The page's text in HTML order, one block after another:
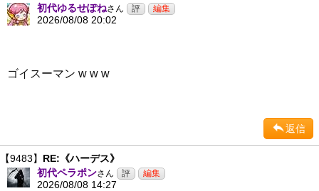
初代ゆるせぽねさん
2026/08/08 20:02
ゴイスーマン w w w
返信
【9483】 RE:《ハーデス》
初代ペラポンさん
2026/08/08 14:27